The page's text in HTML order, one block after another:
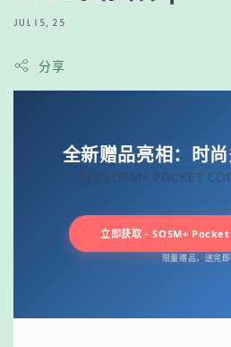
JUL 15, 25
分享
全新赠品亮相：时
购买SOSM+ POCKET
立即获取 - SOSM+
限量赠品，送完